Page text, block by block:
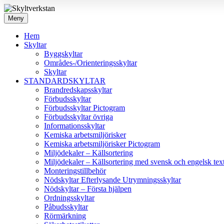
Meny
Hem
Skyltar
Byggskyltar
Områdes-/Orienteringsskyltar
Skyltar
STANDARDSKYLTAR
Brandredskapsskyltar
Förbudsskyltar
Förbudsskyltar Pictogram
Förbudsskyltar övriga
Informationsskyltar
Kemiska arbetsmiljörisker
Kemiska arbetsmiljörisker Pictogram
Miljödekaler – Källsortering
Miljödekaler – Källsortering med svensk och engelsk
Monteringstillbehör
Nödskyltar Efterlysande Utrymningsskyltar
Nödskyltar – Första hjälpen
Ordningsskyltar
Påbudsskyltar
Rörmärkning